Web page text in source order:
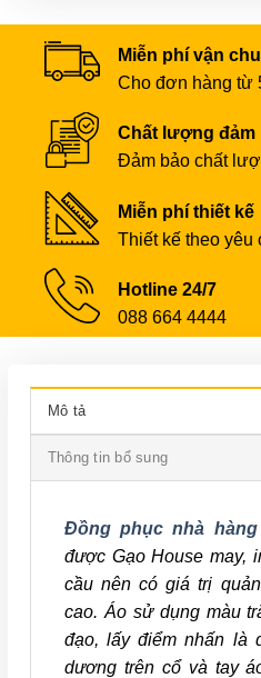
Miễn phí vận
Cho đơn hàng từ
Chất lượng đảm
Đảm bảo chất
Miễn phí thiết kế
Thiết kế theo yêu
Hotline 24/7
088 664 4444
Mô tả
Thông tin bổ sung
Đồng phục nhà
được Gạo House may,
cầu nên có giá trị
cao. Áo sử dụng màu
đạo, lấy điểm nhấn là
dương trên cổ và tay